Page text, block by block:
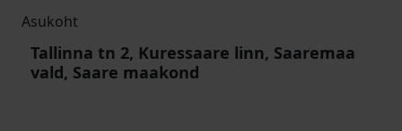
Asukoht
Tallinna tn 2, Kuressaare linn, Saaremaa
vald, Saare maakond